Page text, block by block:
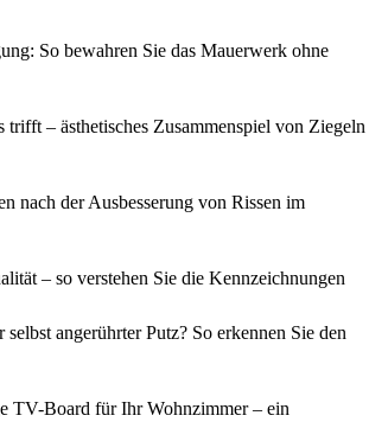
So bewahren Sie das Mauerwerk ohne
trifft – ästhetisches Zusammenspiel von Ziegeln
nach der Ausbesserung von Rissen im
– so verstehen Sie die Kennzeichnungen
angerührter Putz? So erkennen Sie den
TV-Board für Ihr Wohnzimmer – ein